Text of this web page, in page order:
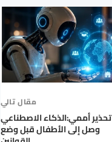
مقال تالي
تحذير أممي:الذكاء الاصطناعي
وصل إلى الأطفال قبل وضع